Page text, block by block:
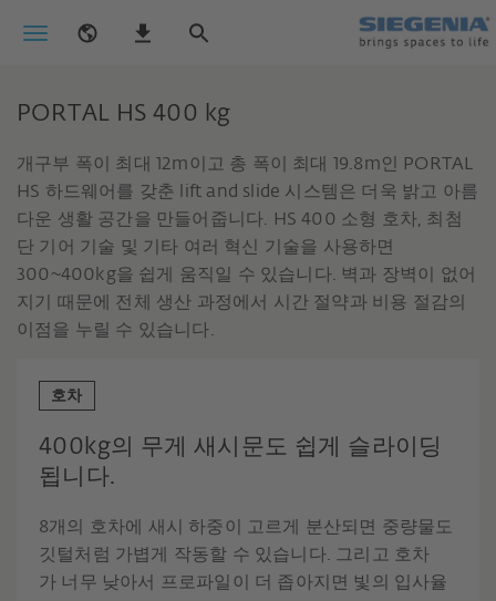
PORTAL HS 400 kg
개구부 폭이 최대 12m이고 총 폭이 최대 19.8m인 PORTAL
HS 하드웨어를 갖춘 lift and slide 시스템은 더욱 밝고 아름
다운 생활 공간을 만들어줍니다. HS 400 소형 호차, 최첨
단 기어 기술 및 기타 여러 혁신 기술을 사용하면
300~400kg을 쉽게 움직일 수 있습니다. 벽과 장벽이 없어
지기 때문에 전체 생산 과정에서 시간 절약과 비용 절감의
이점을 누릴 수 있습니다.
호차
400kg의 무게 새시문도 쉽게 슬라이딩
됩니다.
8개의 호차에 새시 하중이 고르게 분산되면 중량물도
깃털처럼 가볍게 작동할 수 있습니다. 그리고 호차
가 너무 낮아서 프로파일이 더 좁아지면 빛의 입사율